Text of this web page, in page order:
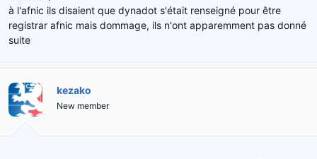
à l'afnic ils disaient que dynadot s'était renseigné pour être
registrar afnic mais dommage, ils n'ont apparemment pas donné
suite
kezako
New member